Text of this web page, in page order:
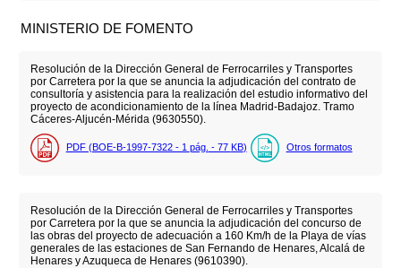
MINISTERIO DE FOMENTO
Resolución de la Dirección General de Ferrocarriles y Transportes
por Carretera por la que se anuncia la adjudicación del contrato de
consultoría y asistencia para la realización del estudio informativo del
proyecto de acondicionamiento de la línea Madrid-Badajoz. Tramo
Cáceres-Aljucén-Mérida (9630550).
PDF (BOE-B-1997-7322 - 1 pág. - 77 KB) Otros formatos
Resolución de la Dirección General de Ferrocarriles y Transportes
por Carretera por la que se anuncia la adjudicación del concurso de
las obras del proyecto de adecuación a 160 Km/h de la Playa de vías
generales de las estaciones de San Fernando de Henares, Alcalá de
Henares y Azuqueca de Henares (9610390).